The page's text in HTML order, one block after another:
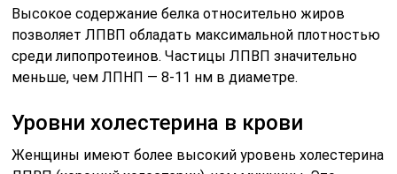
Высокое содержание белка относительно жиров
позволяет ЛПВП обладать максимальной плотностью
среди липопротеинов. Частицы ЛПВП значительно
меньше, чем ЛПНП — 8-11 нм в диаметре.
Уровни холестерина в крови
Женщины имеют более высокий уровень холестерина